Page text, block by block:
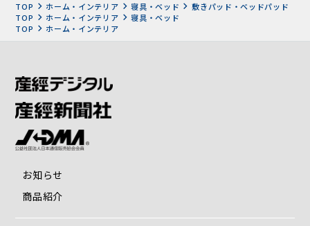
sarari」を使用。
ラミー原料に特殊な加工を施し、麻繊維にクリンプ形状を与
え、ふんわりとした麻わたにしたものです。
ラミー100％のa・sarariは、吸放湿性に大変優れています。
い夏も熱や湿気がこもらず、一晩中さわやかな眠りを提供し
麻を使用した中わたは洗濯の際にわた切れを起こしやすい
TOP ホーム・インテリア 寝具・ベッド
敷きパッド・ベッドパッド
TOP
ホーム・インテリア
寝具・ベッド
TOP
ホーム・インテリア
お知らせ
商品紹介